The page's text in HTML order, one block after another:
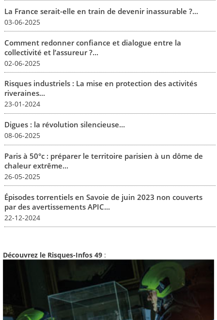
La France serait-elle en train de devenir inassurable ?...
03-06-2025
Comment redonner confiance et dialogue entre la
collectivité et l’assureur ?...
02-06-2025
Risques industriels : La mise en protection des activités
riveraines...
23-01-2024
Digues : la révolution silencieuse...
08-06-2025
Paris à 50°c : préparer le territoire parisien à un dôme de
chaleur extrême...
26-05-2025
Épisodes torrentiels en Savoie de juin 2023 non couverts
par des avertissements APIC...
22-12-2024
Découvrez le Risques-Infos 49 :